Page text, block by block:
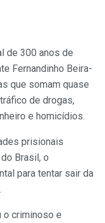
de 300 anos de
Fernandinho Beira-
que somam quase
de drogas,
e homicídios.
prisionais
Brasil, o
para tentar sair da
o criminoso e